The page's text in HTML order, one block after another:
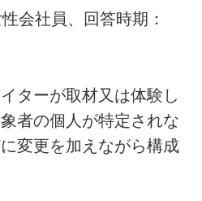
会社員、回答時期：
ターが取材又は体験し
者の個人が特定されな
変更を加えながら構成